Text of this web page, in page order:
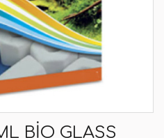
BIO GLASS